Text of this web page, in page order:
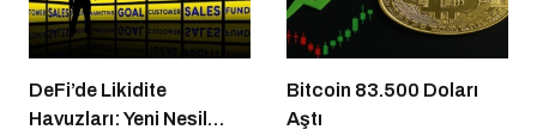
DeFi’de Likidite
Havuzları: Yeni Nesil
Bitcoin 83.500 Doları
Aştı